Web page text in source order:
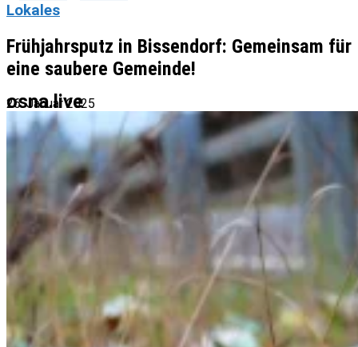
osna.live
Lokales
Frühjahrsputz in Bissendorf: Gemeinsam für
eine saubere Gemeinde!
26. Januar 2025